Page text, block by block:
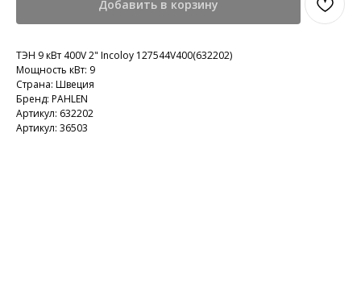
Добавить в корзину
ТЭН 9 кВт 400V 2" Incoloy 127544V400(632202)
Мощность кВт: 9
Страна: Швеция
Бренд: PAHLEN
Артикул: 632202
Артикул: 36503